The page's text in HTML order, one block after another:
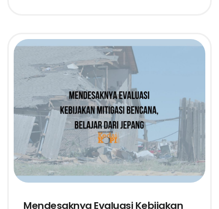
Mendesaknya Evaluasi Kebijakan